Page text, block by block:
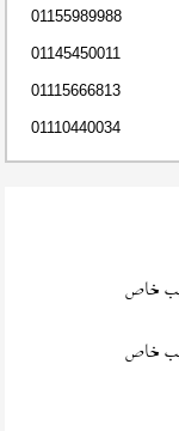
01155989988
01145450011
01115666813
01110440034
خاص
خاص